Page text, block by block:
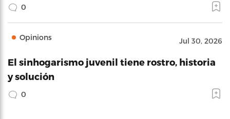
0
Opinions Jul 30, 2026
El sinhogarismo juvenil tiene rostro, historia
y solución
0